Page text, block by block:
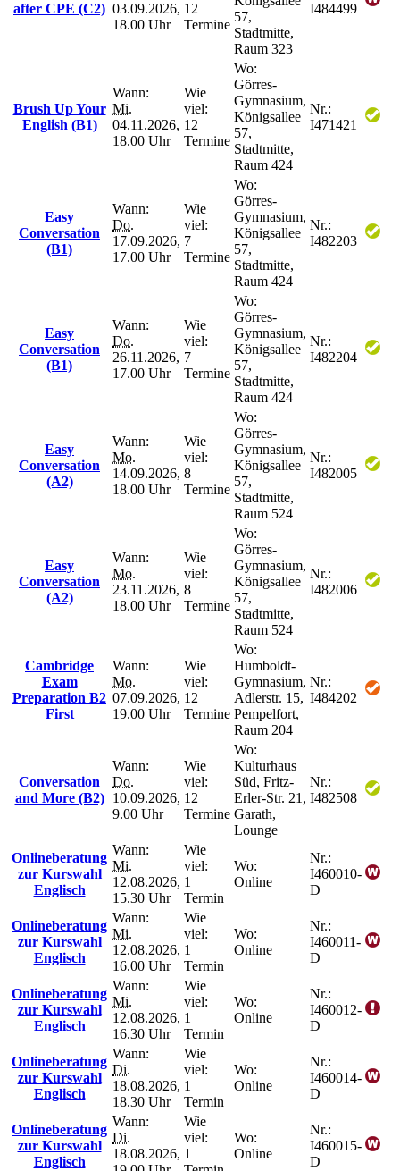
after CPE (C2) 03.09.2026,
18.00 Uhr
12
Termine
57,
Stadtmitte,
Raum 323
I484499
Brush Up Your
English (B1)
Wann:
Mi.
04.11.2026,
18.00 Uhr
Wie
viel:
12
Termine
Wo:
Görres-
Gymnasium,
Königsallee
57,
Stadtmitte,
Raum 424
Nr.:
I471421
Easy
Conversation
(B1)
Wann:
Do.
17.09.2026,
17.00 Uhr
Wie
viel:
7
Termine
Wo:
Görres-
Gymnasium,
Königsallee
57,
Stadtmitte,
Raum 424
Nr.:
I482203
Easy
Conversation
(B1)
Wann:
Do.
26.11.2026,
17.00 Uhr
Wie
viel:
7
Termine
Wo:
Görres-
Gymnasium,
Königsallee
57,
Stadtmitte,
Raum 424
Nr.:
I482204
Easy
Conversation
(A2)
Wann:
Mo.
14.09.2026,
18.00 Uhr
Wie
viel:
8
Termine
Wo:
Görres-
Gymnasium,
Königsallee
57,
Stadtmitte,
Raum 524
Nr.:
I482005
Easy
Conversation
(A2)
Wann:
Mo.
23.11.2026,
18.00 Uhr
Wie
viel:
8
Termine
Wo:
Görres-
Gymnasium,
Königsallee
57,
Stadtmitte,
Raum 524
Nr.:
I482006
Cambridge
Exam
Preparation B2
First
Wann:
Mo.
07.09.2026,
19.00 Uhr
Wie
viel:
12
Termine
Wo:
Humboldt-
Gymnasium,
Adlerstr. 15,
Pempelfort,
Raum 204
Nr.:
I484202
Conversation
and More (B2)
Wann:
Do.
10.09.2026,
9.00 Uhr
Wie
viel:
12
Termine
Wo:
Kulturhaus
Süd, Fritz-
Erler-Str. 21,
Garath,
Lounge
Nr.:
I482508
Onlineberatung
zur Kurswahl
Englisch
Wann:
Mi.
12.08.2026,
15.30 Uhr
Wie
viel:
1
Termin
Wo:
Online
Nr.:
I460010-
D
Onlineberatung
zur Kurswahl
Englisch
Wann:
Mi.
12.08.2026,
16.00 Uhr
Wie
viel:
1
Termin
Wo:
Online
Nr.:
I460011-
D
Onlineberatung
zur Kurswahl
Englisch
Wann:
Mi.
12.08.2026,
16.30 Uhr
Wie
viel:
1
Termin
Wo:
Online
Nr.:
I460012-
D
Onlineberatung
zur Kurswahl
Englisch
Wann:
Di.
18.08.2026,
18.30 Uhr
Wie
viel:
1
Termin
Wo:
Online
Nr.:
I460014-
D
Onlineberatung
zur Kurswahl
Englisch
Wann:
Di.
18.08.2026,
Wie
viel:
1
Wo:
Online
Nr.:
I460015-
D